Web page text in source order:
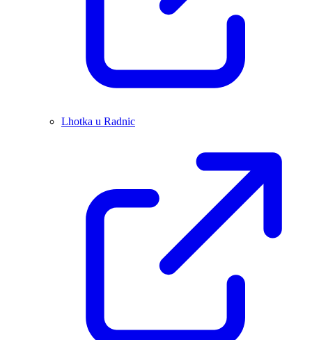
Lhotka u Radnic